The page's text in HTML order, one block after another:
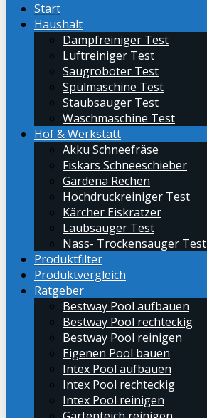
Start
Haushalt
Dampfreiniger Test
Luftreiniger Test
Saugroboter Test
Spülmaschine Test
Staubsauger Test
Waschmaschine Test
Hof & Werkstatt
Akku Schneefräse
Fiskars Schneeschieber
Gardena Rechen
Hochdruckreiniger Test
Kärcher Eiskratzer
Laubsauger Test
Nass- Trockensauger Test
Produktfilter
Produktvergleich
Ratgeber
Bestway Pool aufbauen
Bestway Pool rechteckig
Bestway Pool reinigen
Eigenen Pool bauen
Intex Pool aufbauen
Intex Pool rechteckig
Intex Pool reinigen